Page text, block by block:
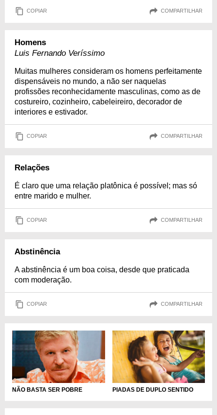
COPIAR COMPARTILHAR
Homens
Luis Fernando Veríssimo
Muitas mulheres consideram os homens perfeitamente
dispensáveis no mundo, a não ser naquelas
profissões reconhecidamente masculinas, como as de
costureiro, cozinheiro, cabeleireiro, decorador de
interiores e estivador.
COPIAR COMPARTILHAR
Relações
É claro que uma relação platônica é possível; mas só
entre marido e mulher.
COPIAR COMPARTILHAR
Abstinência
A abstinência é um boa coisa, desde que praticada
com moderação.
COPIAR COMPARTILHAR
NÃO BASTA SER POBRE PIADAS DE DUPLO SENTIDO